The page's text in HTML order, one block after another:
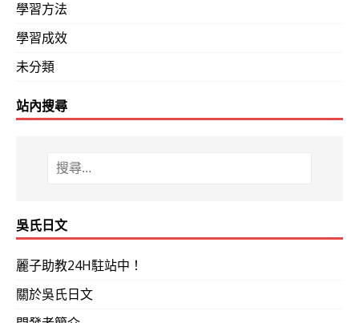
學習方法
學習成效
未分類
站內搜尋
吳氏日文
麗子助教24H駐站中！
關於吳氏日文